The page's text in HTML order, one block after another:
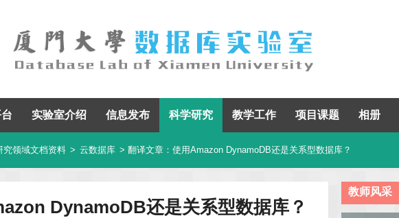
实验室介绍 信息发布 科学研究 教学工作 项目课题 相册
究领域文档资料 > 云数据库 > 翻译文章：使用Amazon DynamoDB还是关系型数据库？
DynamoDB还是关系型数据库？
教师风采